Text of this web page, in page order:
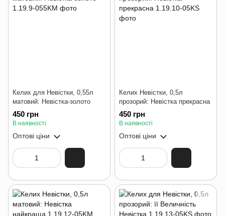
Келих для Невістки, 0,55л
матовий: Невістка-золото
450 грн
В наявності
Оптові ціни
Келих Невістки, 0,5л
прозорий: Невістка прекрасна
450 грн
В наявності
Оптові ціни